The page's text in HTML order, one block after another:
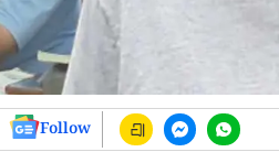
Follow